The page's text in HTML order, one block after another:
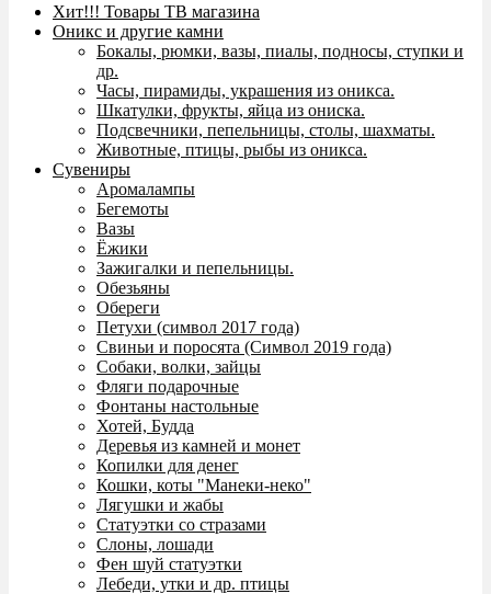
Хит!!! Товары ТВ магазина
Оникс и другие камни
Бокалы, рюмки, вазы, пиалы, подносы, ступки и
др.
Часы, пирамиды, украшения из оникса.
Шкатулки, фрукты, яйца из ониска.
Подсвечники, пепельницы, столы, шахматы.
Животные, птицы, рыбы из оникса.
Сувениры
Аромалампы
Бегемоты
Вазы
Ёжики
Зажигалки и пепельницы.
Обезьяны
Обереги
Петухи (символ 2017 года)
Свиньи и поросята (Символ 2019 года)
Собаки, волки, зайцы
Фляги подарочные
Фонтаны настольные
Хотей, Будда
Деревья из камней и монет
Копилки для денег
Кошки, коты "Манеки-неко"
Лягушки и жабы
Статуэтки со стразами
Слоны, лошади
Фен шуй статуэтки
Лебеди, утки и др. птицы